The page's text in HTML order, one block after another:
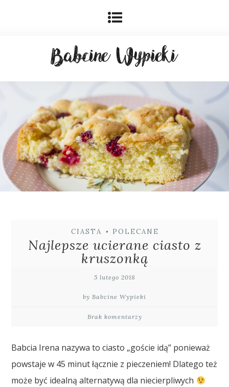
CIASTA • POLECANE
Najlepsze ucierane ciasto z
kruszonką
5 lutego 2018
by Babcine Wypieki
Brak komentarzy
Babcia Irena nazywa to ciasto „goście idą” ponieważ
powstaje w 45 minut łącznie z pieczeniem! Dlatego też
może być idealną alternatywą dla niecierpliwych